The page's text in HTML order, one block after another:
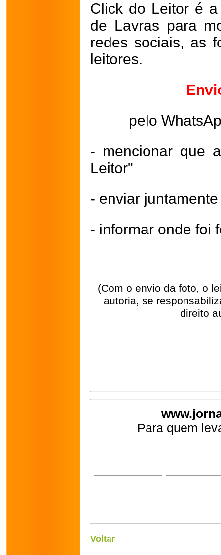
Click do Leitor é
de Lavras para
redes sociais, as
leitores.
pelo
- mencionar que
Leitor"
- enviar
- informar onde foi
(Com o envio da foto, o
autoria, se
direito
Para quem
Voltar